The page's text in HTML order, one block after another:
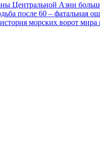
Центральной Азии
после 60 – фатальная
морских ворот